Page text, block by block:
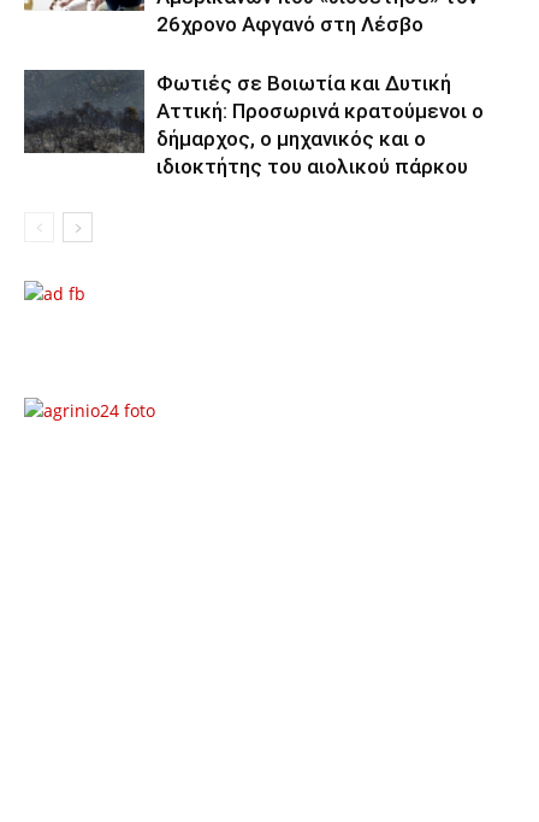
26χρονο Αφγανό στη Λέσβο
Φωτιές σε Βοιωτία και Δυτική
Αττική: Προσωρινά κρατούμενοι ο
δήμαρχος, ο μηχανικός και ο
ιδιοκτήτης του αιολικού πάρκου